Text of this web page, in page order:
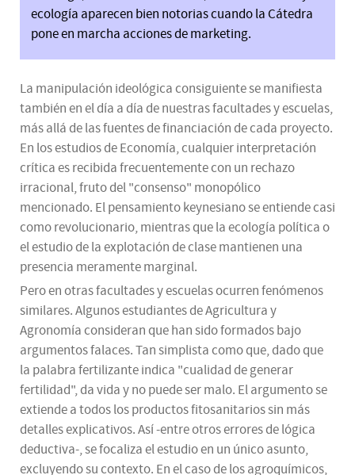
ecología aparecen bien notorias cuando la Cátedra
pone en marcha acciones de marketing.
La manipulación ideológica consiguiente se manifiesta
también en el día a día de nuestras facultades y escuelas,
más allá de las fuentes de financiación de cada proyecto.
En los estudios de Economía, cualquier interpretación
crítica es recibida frecuentemente con un rechazo
irracional, fruto del "consenso" monopólico
mencionado. El pensamiento keynesiano se entiende casi
como revolucionario, mientras que la ecología política o
el estudio de la explotación de clase mantienen una
presencia meramente marginal.
Pero en otras facultades y escuelas ocurren fenómenos
similares. Algunos estudiantes de Agricultura y
Agronomía consideran que han sido formados bajo
argumentos falaces. Tan simplista como que, dado que
la palabra fertilizante indica "cualidad de generar
fertilidad", da vida y no puede ser malo. El argumento se
extiende a todos los productos fitosanitarios sin más
detalles explicativos. Así -entre otros errores de lógica
deductiva-, se focaliza el estudio en un único asunto,
excluyendo su contexto. En el caso de los agroquímicos,